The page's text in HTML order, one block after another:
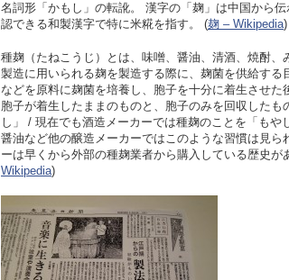
名詞形「かもし」の転訛。 漢字の「麹」は中国から
認できる和製漢字で特に米糀を指す。 (麹 – Wikipedia)
種麹（たねこうじ）とは、味噌、醤油、清酒、焼酎
製造に用いられる麹を製造する際に、麹菌を供給す
などを原料に麹菌を培養し、胞子を十分に着生させた
胞子が着生したままのものと、胞子のみを回収した
し」 / 現在でも酒造メーカーでは種麹のことを「もや
醤油など他の醸造メーカーではこのような習慣は見ら
ーは早くから外部の種麹業者から購入している歴史が
Wikipedia)